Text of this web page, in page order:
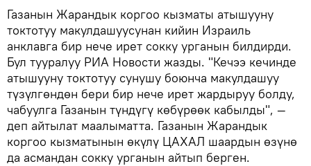
Газанын Жарандык коргоо кызматы атышууну
токтотуу макулдашуусунан кийин Израиль
анклавга бир нече ирет сокку урганын билдирди.
Бул тууралуу РИА Новости жазды. "Кечээ кечинде
атышууну токтотуу сунушу боюнча макулдашуу
түзүлгөндөн бери бир нече ирет жардыруу болду,
чабуулга Газанын түндүгү көбүрөөк кабылды", —
деп айтылат маалыматта. Газанын Жарандык
коргоо кызматынын өкүлү ЦАХАЛ шаардын өзүнө
да асмандан сокку урганын айтып берген.